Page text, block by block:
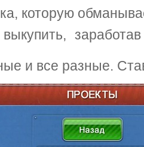
которую
и все разные.